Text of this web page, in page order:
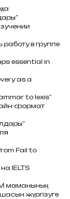
работу в группе
essential in
as a
to lexis”
формат
Fail to
IELTS
маманының
жүргізуге